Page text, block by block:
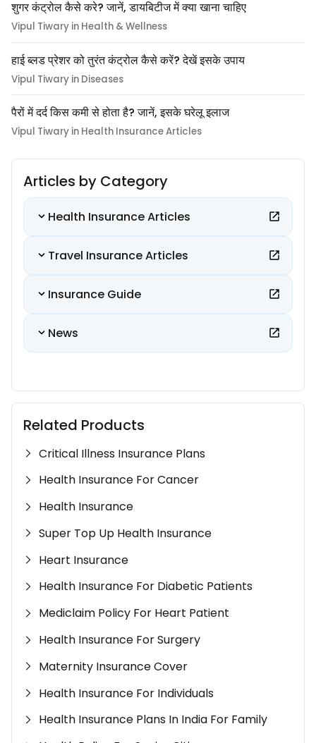
शुगर कंट्रोल कैसे करे? जानें, डायबिटीज में क्या खाना चाहिए
Vipul Tiwary in Health & Wellness
हाई ब्लड प्रेशर को तुरंत कंट्रोल कैसे करें? देखें इसके उपाय
Vipul Tiwary in Diseases
पैरों में दर्द किस कमी से होता है? जानें, इसके घरेलू इलाज
Vipul Tiwary in Health Insurance Articles
Articles by Category
Health Insurance Articles
Travel Insurance Articles
Insurance Guide
News
Related Products
Critical Illness Insurance Plans
Health Insurance For Cancer
Health Insurance
Super Top Up Health Insurance
Heart Insurance
Health Insurance For Diabetic Patients
Mediclaim Policy For Heart Patient
Health Insurance For Surgery
Maternity Insurance Cover
Health Insurance For Individuals
Health Insurance Plans In India For Family